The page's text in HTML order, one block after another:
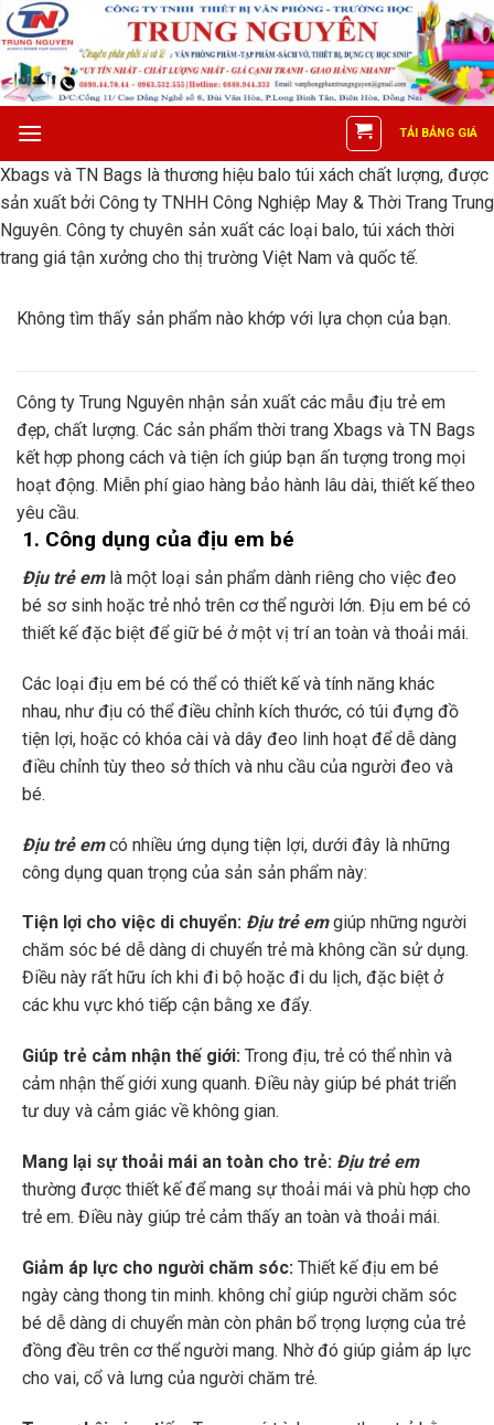
Skip
to
content
TẢI BẢNG GIÁ
Xbags và TN Bags là thương hiệu balo túi xách chất lượng, được
sản xuất bởi Công ty TNHH Công Nghiệp May & Thời Trang Trung
Nguyên. Công ty chuyên sản xuất các loại balo, túi xách thời
trang giá tận xưởng cho thị trường Việt Nam và quốc tế.
1. Công dụng của địu em bé
Địu trẻ emlà một loại sản phẩm dành riêng cho việc đeo
bé sơ sinh hoặc trẻ nhỏ trên cơ thể người lớn. Địu em bé có
thiết kế đặc biệt để giữ bé ở một vị trí an toàn và thoải mái.
Các loại địu em bé có thể có thiết kế và tính năng khác
nhau, như địu có thể điều chỉnh kích thước, có túi đựng đồ
tiện lợi, hoặc có khóa cài và dây đeo linh hoạt để dễ dàng
điều chỉnh tùy theo sở thích và nhu cầu của người đeo và
bé.
Địu trẻ emcó nhiều ứng dụng tiện lợi, dưới đây là những
công dụng quan trọng của sản sản phẩm này:
Tiện lợi cho việc di chuyển: Địu trẻ emgiúp những người
chăm sóc bé dễ dàng di chuyển trẻ mà không cần sử dụng.
Điều này rất hữu ích khi đi bộ hoặc đi du lịch, đặc biệt ở
các khu vực khó tiếp cận bằng xe đẩy.
Giúp trẻ cảm nhận thế giới: Trong địu, trẻ có thể nhìn và
cảm nhận thế giới xung quanh. Điều này giúp bé phát triển
tư duy và cảm giác về không gian.
Mang lại sự thoải mái an toàn cho trẻ: Địu trẻ em
thường được thiết kế để mang sự thoải mái và phù hợp cho
trẻ em. Điều này giúp trẻ cảm thấy an toàn và thoải mái.
Giảm áp lực cho người chăm sóc: Thiết kế địu em bé
ngày càng thong tin minh. không chỉ giúp người chăm sóc
bé dễ dàng di chuyển màn còn phân bổ trọng lượng của trẻ
đồng đều trên cơ thể người mang. Nhờ đó giúp giảm áp lực
cho vai, cổ và lưng của người chăm trẻ.
Không tìm thấy sản phẩm nào khớp với lựa chọn của bạn.
Công ty Trung Nguyên nhận sản xuất các mẫu địu trẻ em
đẹp, chất lượng. Các sản phẩm thời trang Xbags và TN Bags
kết hợp phong cách và tiện ích giúp bạn ấn tượng trong mọi
hoạt động. Miễn phí giao hàng bảo hành lâu dài, thiết kế theo
yêu cầu.